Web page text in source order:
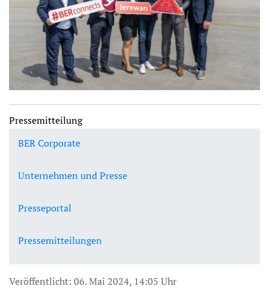
Pressemitteilung
BER Corporate
Unternehmen und Presse
Presseportal
Pressemitteilungen
Veröffentlicht: 06. Mai 2024, 14:05 Uhr